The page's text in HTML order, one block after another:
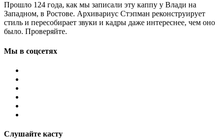
Прошло 124 года, как мы записали эту каппу у Влади на
Западном, в Ростове. Архивариус Стэпман реконструирует
стиль и пересобирает звуки и кадры даже интереснее, чем оно
было. Проверяйте.
Мы в соцсетях
Слушайте касту